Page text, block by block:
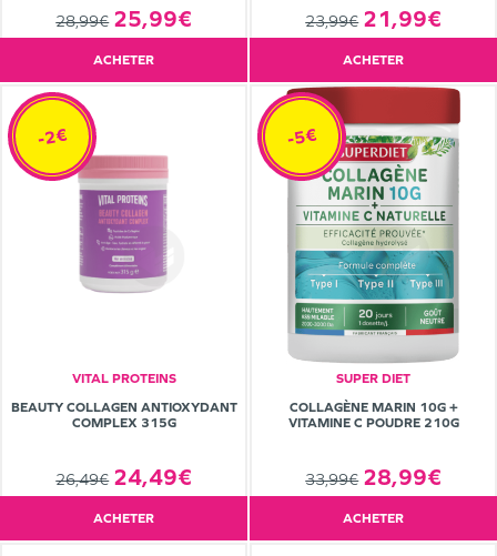
28,99€ 25,99€
ACHETER
23,99€ 21,99€
ACHETER
VITAL PROTEINS
BEAUTY COLLAGEN ANTIOXYDANT
COMPLEX 315G
26,49€ 24,49€
-2€
ACHETER
SUPER DIET
COLLAGÈNE MARIN 10G +
VITAMINE C POUDRE 210G
33,99€ 28,99€
-5€
ACHETER